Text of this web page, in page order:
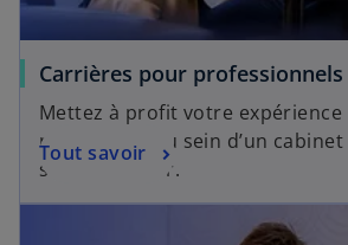
Carrières pour professionnels
Mettez à profit votre
perspective au sein d’un
se différencier.
Tout savoir